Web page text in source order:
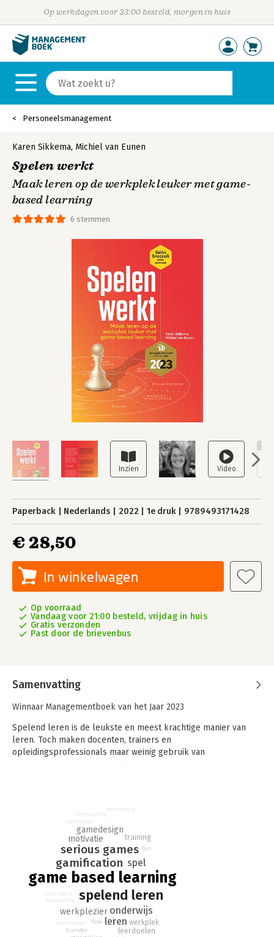
Op werkdagen voor 23:00 besteld, morgen in huis
Personeelsmanagement
6 stemmen
Karen Sikkema, Michiel van Eunen
Spelen werkt
Maak leren op de werkplek leuker met game-
based learning
Paperback Nederlands 2022 1e druk 9789493171428
€ 28,50
In winkelwagen
Op voorraad
Vandaag voor 21:00 besteld, vrijdag in huis
Gratis verzonden
Past door de brievenbus
Samenvatting
Winnaar Managementboek van het Jaar 2023
Spelend leren is de leukste en meest krachtige manier van
leren. Toch maken docenten, trainers en
opleidingsprofessionals maar weinig gebruik van
Dit boek laat je zien hoe je hoe je game-based learning
gemakkelijk kunt toepassen. In een complete training, een
opleidingsprogramma of in één enkele werkvorm. Voor meer
fun, meer interactie en meer motivatie. Met een concreet
stappenplan, inspirerende voorbeelden, theorieën en
modellen.
game based learning
spelend leren
gamification
serious games
spel
onderwijs
leren
werkplezier
motivatie
gamedesign
werkplek
training
leerdoelen
flow
transfer
fun
spelerstypen
leerervaring
spelontwerp
spelerstypen
leerervaring
spelontwerp